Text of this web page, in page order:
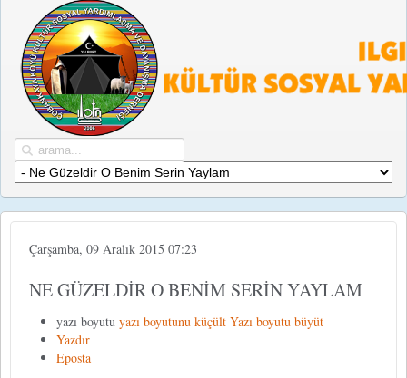
Çarşamba, 09 Aralık 2015 07:23
NE GÜZELDİR O BENİM SERİN YAYLAM
yazı boyutu yazı boyutunu küçült Yazı boyutu büyüt
Yazdır
Eposta